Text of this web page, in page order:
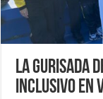
La gurisada
inclusivo en